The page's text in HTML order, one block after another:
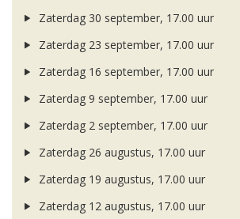
Zaterdag 30 september, 17.00 uur
Zaterdag 23 september, 17.00 uur
Zaterdag 16 september, 17.00 uur
Zaterdag 9 september, 17.00 uur
Zaterdag 2 september, 17.00 uur
Zaterdag 26 augustus, 17.00 uur
Zaterdag 19 augustus, 17.00 uur
Zaterdag 12 augustus, 17.00 uur